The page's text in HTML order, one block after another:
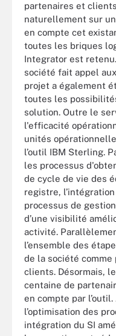
partenaires et
naturellement sur
en compte cet
toutes les briques
Integrator est
société fait appel
projet a également
toutes les
solution. Outre le
l'efficacité
unités
l’outil IBM Sterling.
les processus
de cycle de vie des
registre,
processus de
d’une visibilité
activité.
l’ensemble des
de la société
clients. Désormais,
centaine de
en compte par
l’optimisation des
intégration du SI